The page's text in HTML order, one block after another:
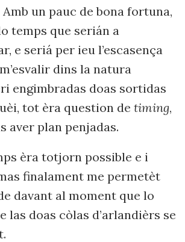
un pauc de bona fortuna,
temps que serián a
e seriá per ieu l’escasença
dins la natura
engimbradas doas sortidas
tot èra question de timing,
aver plan penjadas.
èra totjorn possible e i
finalament me permetèt
davant al moment que lo
las doas còlas d’arlandièrs se